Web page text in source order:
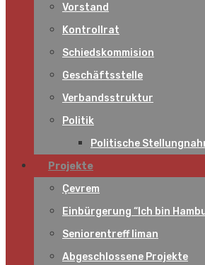
Vorstand
Kontrollrat
Schiedskommision
Geschäftsstelle
Verbandsstruktur
Politik
Politische
Projekte
Çevrem
Einbürgerung “Ich bin
Seniorentreff liman
Abgeschlossene Projekte